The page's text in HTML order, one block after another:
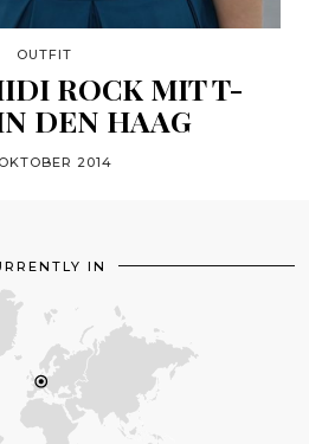
OUTFIT
ROCK MIT T-
DEN HAAG
2014
IN